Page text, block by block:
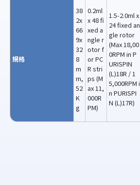
規格
38
2x
66
9x
32
8
m
m,
52
K
g
0.2ml
x 48 fi
xed a
ngle r
otor f
or PC
R stri
ps (M
ax 11,
000R
PM)
1.5-2.0ml x
24 fixed an
gle rotor
(Max 18,00
0RPM in P
URISPIN
(L)18R / 1
5,000RPM i
n PURISPI
N (L)17R)